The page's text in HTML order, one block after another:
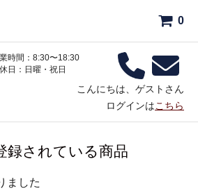
0
時間：8:30〜18:30
日：日曜・祝日
こんにちは、ゲストさん
ログインは こちら
録されている商品
ました